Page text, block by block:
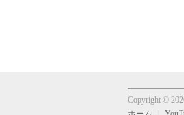
Copyright ©